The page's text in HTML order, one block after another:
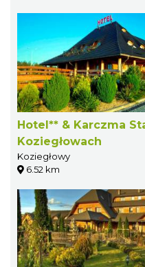
Hotel** & Karczma
Koziegłowach
Koziegłowy
6.52 km